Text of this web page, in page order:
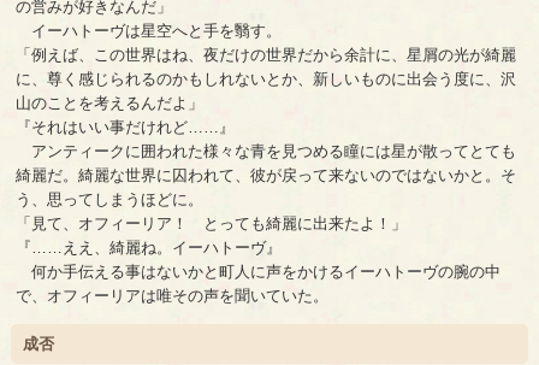
の営みが好きなんだ」
イーハトーヴは星空へと手を翳す。
「例えば、この世界はね、夜だけの世界だから余計に、星屑の光が綺麗
に、尊く感じられるのかもしれないとか、新しいものに出会う度に、沢
山のことを考えるんだよ」
『それはいい事だけれど……』
アンティークに囲われた様々な青を見つめる瞳には星が散ってとても
綺麗だ。綺麗な世界に囚われて、彼が戻って来ないのではないかと。そ
う、思ってしまうほどに。
「見て、オフィーリア！ とっても綺麗に出来たよ！」
『……ええ、綺麗ね。イーハトーヴ』
何か手伝える事はないかと町人に声をかけるイーハトーヴの腕の中
で、オフィーリアは唯その声を聞いていた。
成否